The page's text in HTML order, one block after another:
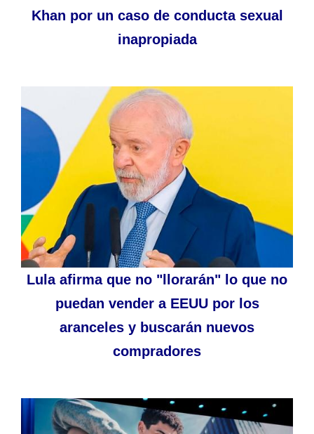
Khan por un caso de conducta sexual
inapropiada
Lula afirma que no "llorarán" lo que no
puedan vender a EEUU por los
aranceles y buscarán nuevos
compradores